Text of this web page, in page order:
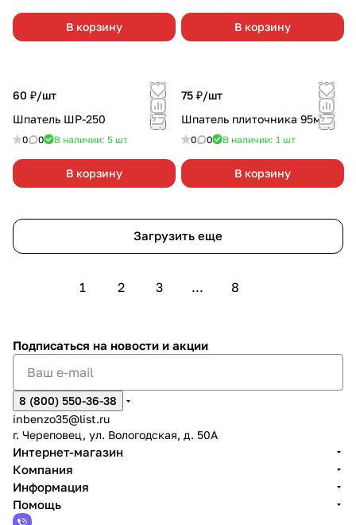
В корзину В корзину
60 ₽/шт
Шпатель ШР-250
0 0 В наличии: 5 шт
В корзину
75 ₽/шт
Шпатель плиточника 95мм
0 0 В наличии: 1 шт
В корзину
Загрузить еще
1 2 3 ... 8
Подписаться на новости и акции
8 (800) 550-36-38
inbenzo35@list.ru
г. Череповец, ул. Вологодская, д. 50А
Интернет-магазин
Компания
Информация
Помощь